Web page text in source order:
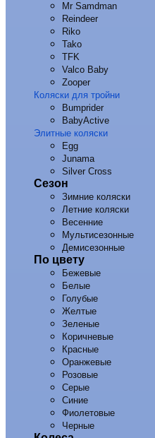
Mr Samdman
Reindeer
Riko
Tako
TFK
Valco Baby
Zooper
Коляски для тройни
Bumprider
BabyActive
Элитные коляски
Egg
Junama
Silver Cross
Сезон
Зимние коляски
Летние коляски
Весенние
Мультисезонные
Демисезонные
По цвету
Бежевые
Белые
Голубые
Желтые
Зеленые
Коричневые
Красные
Оранжевые
Розовые
Серые
Синие
Фиолетовые
Черные